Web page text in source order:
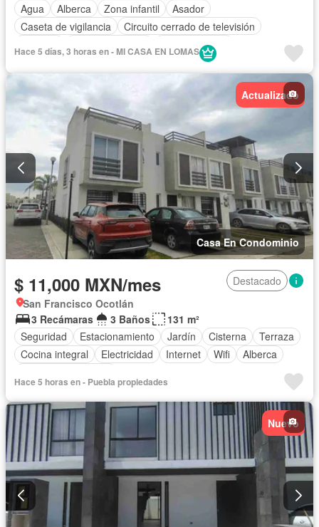
Agua
Alberca Zona infantil
Asador
Caseta de vigilancia
Circuito cerrado de televisión
Cocina integral
Estacionamiento
Gas natural
Jardín
Recámara con closet
Sala polivalente
Seguridad
Televisión por cable
Vista panorámica
Wifi
Zonas verdes
Solo familias Completamente amueblado
Hace 5 días, 3 horas en - MI CASA EN LOMAS
Actualizado
Casa En Condominio
$ 11,000 MXN/mes
Destacado
San Francisco Ocotlán
3 Recámaras
3 Baños
131 m²
Seguridad
Estacionamiento Jardín Cisterna
Terraza
Cocina integral
Electricidad Internet Wifi
Alberca
Hace 5 horas en - Puebla propiedades
Nuevo